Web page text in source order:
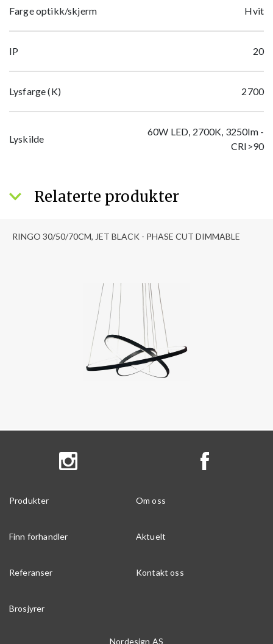
Farge optikk/skjerm Hvit
IP 20
Lysfarge (K) 2700
Lyskilde
60W LED, 2700K, 3250lm -
CRI>90
Relaterte produkter
RINGO 30/50/70CM, JET BLACK - PHASE CUT DIMMABLE
Produkter Om oss
Finn forhandler Aktuelt
Referanser Kontakt oss
Brosjyrer
Nordesign AS